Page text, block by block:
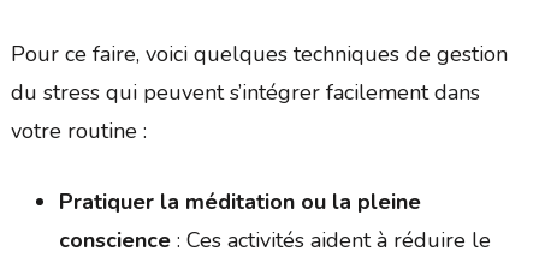
Pour ce faire, voici quelques techniques de gestion
du stress qui peuvent s’intégrer facilement dans
votre routine :
Pratiquer la méditation ou la pleine
conscience: Ces activités aident à réduire le